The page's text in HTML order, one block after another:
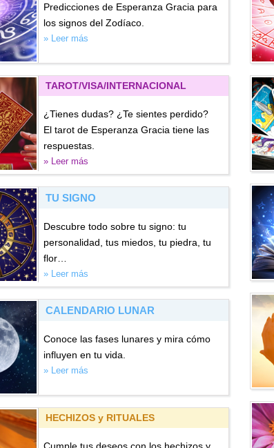
Predicciones de Esperanza Gracia para
los signos del Zodíaco.
» Leer más
TAROT/VISA/INTERNACIONAL
¿Tienes dudas? ¿Te sientes perdido?
El tarot de Esperanza Gracia tiene las
respuestas.
» Leer más
TU SIGNO
Descubre todo sobre tu signo: tu
personalidad, tus miedos, tu piedra, tu
flor…
» Leer más
CALENDARIO LUNAR
Conoce las fases lunares y mira cómo
influyen en tu vida.
» Leer más
HECHIZOS y RITUALES